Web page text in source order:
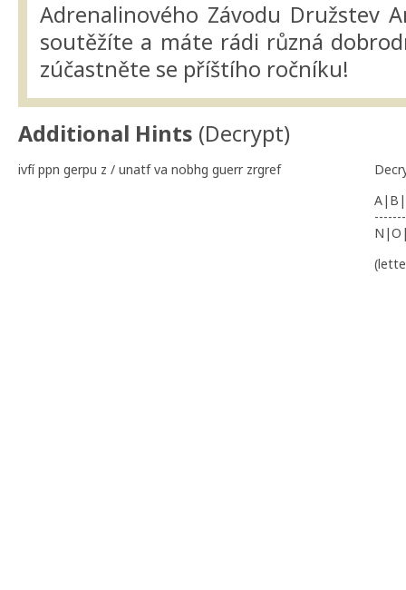
Adrenalinového Závodu Družstev
soutěžíte a máte rádi různá
zúčastněte se příštího ročníku!
Additional Hints (Decrypt)
ivfí ppn gerpu z / unatf va nobhg guerr zrgref